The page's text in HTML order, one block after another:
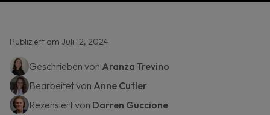
Publiziert am Juli 12, 2024
Geschrieben von Aranza Trevino
Bearbeitet von Anne Cutler
Rezensiert von Darren Guccione